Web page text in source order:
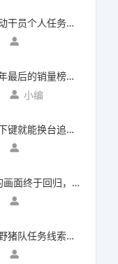
三角洲行动干员个人任务一览及完成建议【无名篇】
Steam今年最后的销量榜！最后赢家不是《光与影：33号远征队》
小编
遥控器上下键就能换台追剧，这款神器竟然打破了传统电视的所有限制
等了8年的画面终于回归，这个Mod竟然让《巫师3》重现当年神级预告
黎明觉醒野猪队任务线索断了如何继续？野猪王称号获取攻略